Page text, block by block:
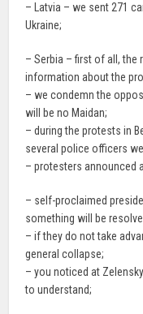
– Latvia – we sent 271
Ukraine;
– Serbia – first of all, the
information about the
– we condemn the
will be no Maidan;
– during the protests in
several police officers
– protesters announced
– self-proclaimed
something will be
– if they do not take
general collapse;
– you noticed at
to understand;